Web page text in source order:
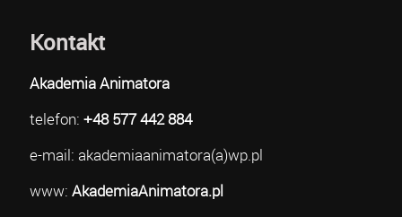
Kontakt
Akademia Animatora
telefon: +48 577 442 884
e-mail: akademiaanimatora(a)wp.pl
www: AkademiaAnimatora.pl